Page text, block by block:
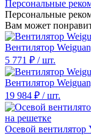
Персональные
Персональные
Вам может
Вентилятор
5 771 ₽ / шт.
Вентилятор
19 984 ₽ / шт.
Осевой вентилятор